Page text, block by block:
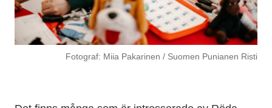
Fotograf: Miia Pakarinen / Suomen Punianen Risti